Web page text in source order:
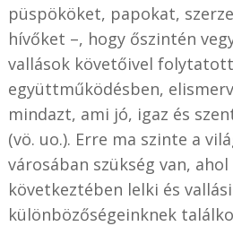
püspököket, papokat,
hívőket –, hogy őszintén
vallások követőivel
együttműködésben,
mindazt, ami jó, igaz és
(vö. uo.). Erre ma szinte a
városában szükség van,
következtében lelki és vallási
különbözőségeinknek